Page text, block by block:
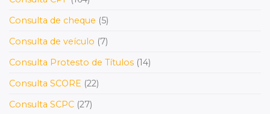
Consulta de cheque (5)
Consulta de veículo (7)
Consulta Protesto de Títulos (14)
Consulta SCORE (22)
Consulta SCPC (27)